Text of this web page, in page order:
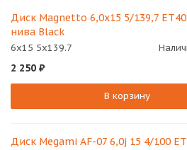
Диск Magnetto 6,0х15 5/139,7
нива Black
6x15 5x139.7
2 250 ₽
В корзину
Диск Megami AF-07 6,0j 15 4/100